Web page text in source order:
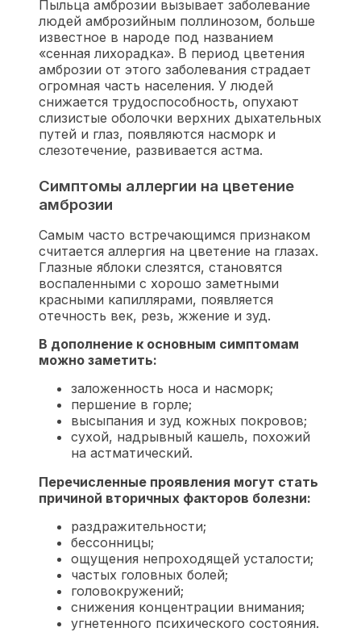
Пыльца амброзии вызывает заболевание
людей амброзийным поллинозом, больше
известное в народе под названием
«сенная лихорадка». В период цветения
амброзии от этого заболевания страдает
огромная часть населения. У людей
снижается трудоспособность, опухают
слизистые оболочки верхних дыхательных
путей и глаз, появляются насморк и
слезотечение, развивается астма.
Симптомы аллергии на цветение
амброзии
Самым часто встречающимся признаком
считается аллергия на цветение на глазах.
Глазные яблоки слезятся, становятся
воспаленными с хорошо заметными
красными капиллярами, появляется
отечность век, резь, жжение и зуд.
В дополнение к основным симптомам
можно заметить:
заложенность носа и насморк;
першение в горле;
высыпания и зуд кожных покровов;
сухой, надрывный кашель, похожий
на астматический.
Перечисленные проявления могут стать
причиной вторичных факторов болезни:
раздражительности;
бессонницы;
ощущения непроходящей усталости;
частых головных болей;
головокружений;
снижения концентрации внимания;
угнетенного психического состояния.